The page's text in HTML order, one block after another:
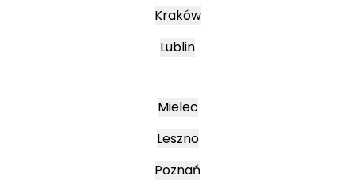
Kraków
Lublin
Mielec
Leszno
Poznań